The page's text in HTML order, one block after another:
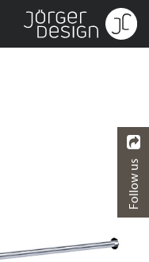
Follow us